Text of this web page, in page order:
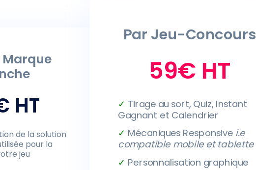
HT
de la solution
pour la
jeu
Par Jeu-Concours
59€ HT
✓ Tirage au sort, Quiz, Instant
Gagnant et Calendrier
✓ Mécaniques Responsive i.e
compatible mobile et tablette
✓ Personnalisation graphique